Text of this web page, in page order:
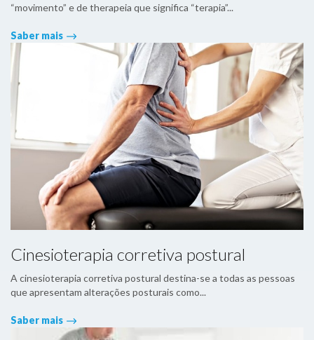
“movimento” e de therapeia que significa “terapia”...
Saber mais
Cinesioterapia corretiva postural
A cinesioterapia corretiva postural destina-se a todas as pessoas
que apresentam alterações posturais como...
Saber mais